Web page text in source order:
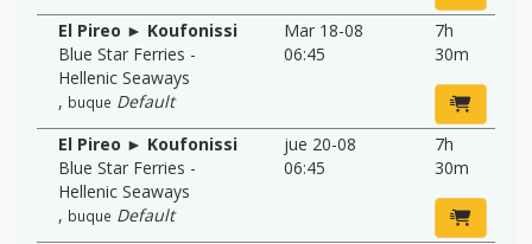
El Pireo ► Koufonissi
Blue Star Ferries -
Hellenic Seaways
, buque Default
Mar 18-08
06:45
7h
30m
El Pireo ► Koufonissi
Blue Star Ferries -
Hellenic Seaways
, buque Default
jue 20-08
06:45
7h
30m